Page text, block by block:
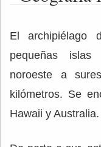
El archipiélago
pequeñas
noroeste a
kilómetros. Se
Hawaii y Australia.